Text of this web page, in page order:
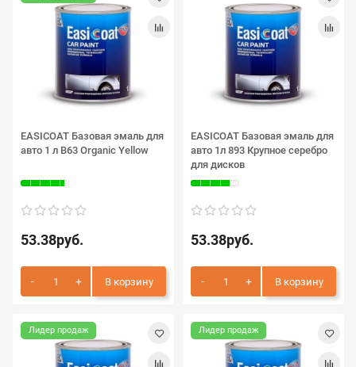
EASICOAT Базовая эмаль для
авто 1 л B63 Organic Yellow
53.38руб.
В корзину
EASICOAT Базовая эмаль для
авто 1л 893 Крупное серебро
для дисков
53.38руб.
В корзину
Лидер продаж Лидер продаж